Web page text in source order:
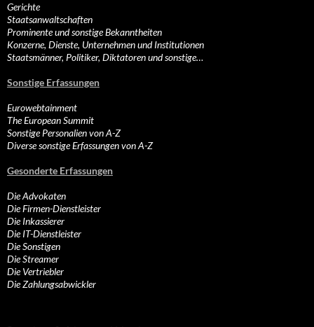
Gerichte
Staatsanwaltschaften
Prominente und sonstige Bekanntheiten
Konzerne, Dienste, Unternehmen und Institutionen
Staatsmänner, Politiker, Diktatoren und sonstige…
Sonstige Erfassungen
Eurowebtainment
The European Summit
Sonstige Personalien von A-Z
Diverse sonstige Erfassungen von A-Z
Gesonderte Erfassungen
Die Advokaten
Die Firmen-Dienstleister
Die Inkassierer
Die IT-Dienstleister
Die Sonstigen
Die Streamer
Die Vertriebler
Die Zahlungsabwickler